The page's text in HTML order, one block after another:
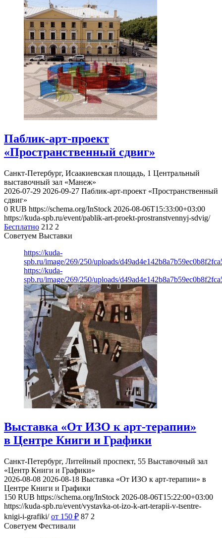
Паблик-арт-проект
«Пространственный сдвиг»
Санкт-Петербург, Исаакиевская площадь, 1 Центральный
выставочный зал «Манеж»
2026-07-29 2026-09-27 Паблик-арт-проект «Пространственный
сдвиг»
0 RUB https://schema.org/InStock 2026-08-06T15:33:00+03:00
https://kuda-spb.ru/event/pablik-art-proekt-prostranstvennyj-sdvig/
Бесплатно 212 2
Советуем Выставки
https://kuda-
spb.ru/image/269/250/uploads/
https://kuda-
spb.ru/image/269/250/uploads/
Выставка «От ИЗО к арт-терапии»
в Центре Книги и Графики
Санкт-Петербург, Литейный проспект, 55 Выставочный зал
«Центр Книги и Графики»
2026-08-08 2026-08-18 Выставка «От ИЗО к арт-терапии» в
Центре Книги и Графики
150 RUB https://schema.org/InStock 2026-08-06T15:22:00+03:00
https://kuda-spb.ru/event/vystavka-ot-izo-k-art-terapii-v-tsentre-
knigi-i-grafiki/ от 150 ₽ 87 2
Советуем Фестивали